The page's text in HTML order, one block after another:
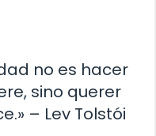
no es hacer
sino querer
– Lev Tolstói